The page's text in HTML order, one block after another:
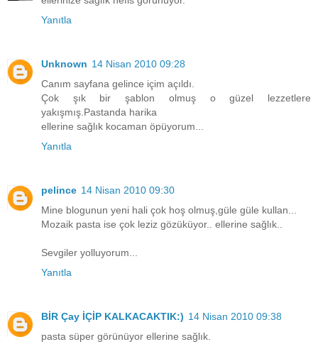
Yanıtla
Unknown 14 Nisan 2010 09:28
Canım sayfana gelince içim açıldı.
Çok şık bir şablon olmuş o güzel lezzetlere
yakışmış.Pastanda harika
ellerine sağlık kocaman öpüyorum...
Yanıtla
pelince 14 Nisan 2010 09:30
Mine blogunun yeni hali çok hoş olmuş,güle güle kullan...
Mozaik pasta ise çok leziz gözüküyor.. ellerine sağlık..
Sevgiler yolluyorum...
Yanıtla
BİR Çay İÇİP KALKACAKTIK:) 14 Nisan 2010 09:38
pasta süper görünüyor ellerine sağlık.